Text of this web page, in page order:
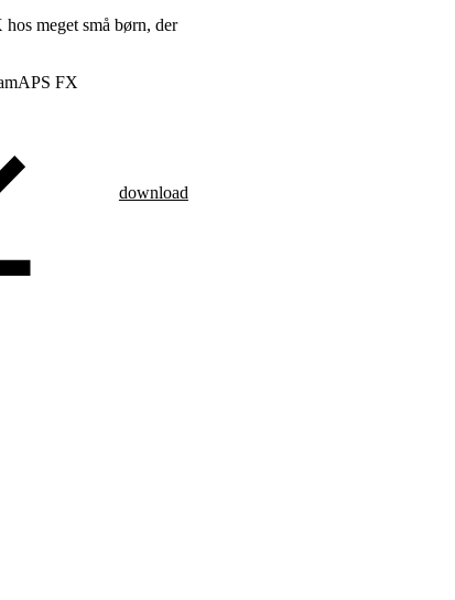
meget små børn, der
FX
download